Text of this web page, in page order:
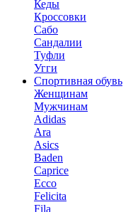
Кеды
Кроссовки
Сабо
Сандалии
Туфли
Угги
Спортивная обувь
Женщинам
Мужчинам
Adidas
Ara
Asics
Baden
Caprice
Ecco
Felicita
Fila